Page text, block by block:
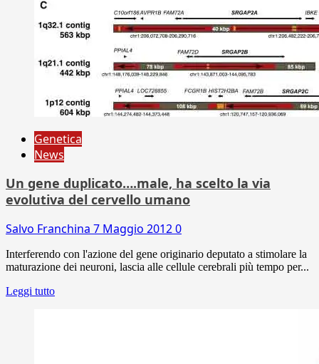
Genetica
News
Un gene duplicato….male, ha scelto la via
evolutiva del cervello umano
Salvo Franchina 7 Maggio 20120
Interferendo con l'azione del gene originario deputato a stimolare la
maturazione dei neuroni, lascia alle cellule cerebrali più tempo per...
Leggi tutto